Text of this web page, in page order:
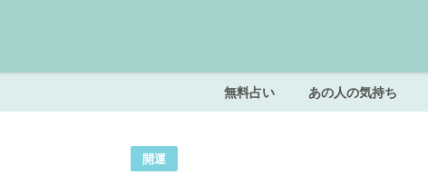
無料占い あの人の気持ち
開運